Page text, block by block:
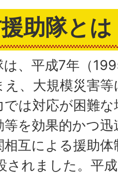
助隊とは
は、平成7年（
え、⼤規模災害
では対応が困難
等を効果的かつ
相互による援助
されました。平